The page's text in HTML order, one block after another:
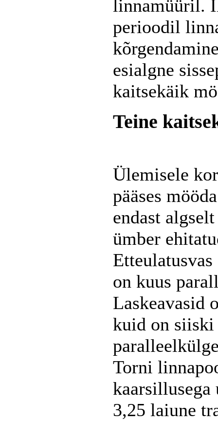
linnamüüril.
perioodil
esialgne
kaitsekäik
Teine
Ülemisele
pääses
endast
ümber
on kuus
Laskeavasid
kuid on
Torni
kaarsillusega
3,25 laiune